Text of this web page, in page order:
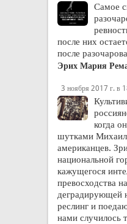
Самое
после них
после
Эрих Мария
3 ноября 2017 г. в
когда
шутками
американцев.
национальной
кажущегося
превосходства
деградирующей
реслинг и
нами случилось